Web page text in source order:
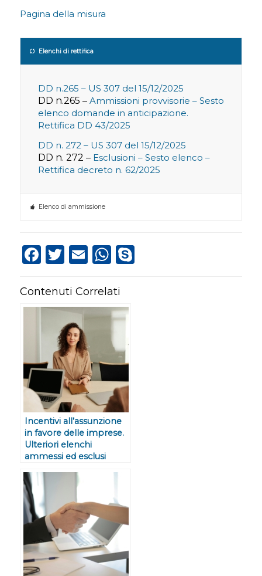
Pagina della misura
Elenchi di rettifica
DD n.265 – US 307 del 15/12/2025
DD n.265 – Ammissioni provvisorie – Sesto
elenco domande in anticipazione.
Rettifica DD 43/2025
DD n. 272 – US 307 del 15/12/2025
DD n. 272 – Esclusioni – Sesto elenco –
Rettifica decreto n. 62/2025
Elenco di ammissione
Facebook
Twitter Email WhatsApp
Contenuti Correlati
Incentivi all’assunzione
in favore delle imprese.
Ulteriori elenchi
ammessi ed esclusi